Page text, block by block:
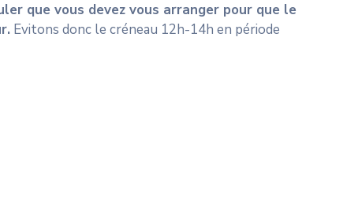
que vous devez vous arranger pour que le
Evitons donc le créneau 12h-14h en période